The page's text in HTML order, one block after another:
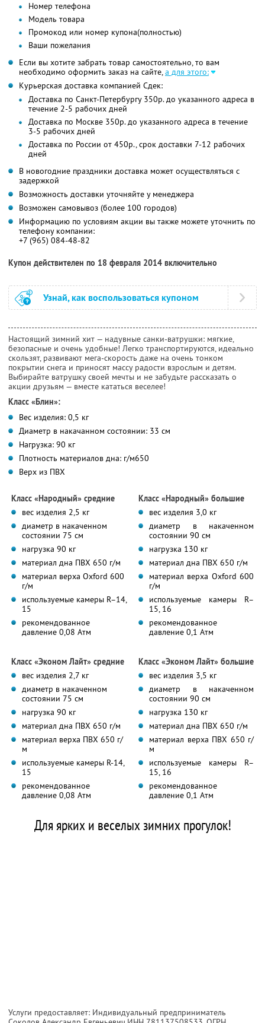
Номер телефона
Модель товара
Промокод или номер купона(полностью)
Ваши пожелания
Если вы хотите забрать товар самостоятельно, то вам
необходимо оформить заказ на сайте,а для этого:
Курьерская доставка компанией Сдек:
Доставка по Санкт-Петербургу 350р. до указанного адреса в
течение 2-5 рабочих дней
Доставка по Москве 350р. до указанного адреса в течение
3-5 рабочих дней
Доставка по России от 450р., срок доставки 7-12 рабочих
дней
В новогодние праздники доставка может осуществляться с
задержкой
Возможность доставки уточняйте у менеджера
Возможен самовывоз (более 100 городов)
Информацию по условиям акции вы также можете уточнить по
телефону компании:
+7 (965) 084-48-82
Купон действителен по 18 февраля 2014 включительно
Узнай, как воспользоваться купоном
Настоящий зимний хит — надувные санки-ватрушки: мягкие,
безопасные и очень удобные! Легко транспортируются, идеально
скользят, развивают мега-скорость даже на очень тонком
покрытии снега и приносят массу радости взрослым и детям.
Выбирайте ватрушку своей мечты и не забудьте рассказать о
акции друзьям — вместе кататься веселее!
Класс «Блин»:
Вес изделия: 0,5 кг
Диаметр в накачанном состоянии: 33 см
Нагрузка: 90 кг
Плотность материалов дна: г/м650
Верх из ПВХ
Класс «Народный» средние
вес изделия 2,5 кг
диаметр в накаченном
состоянии 75 см
нагрузка 90 кг
материал дна ПВХ 650 г/м
материал верха Oxford 600
г/м
используемые камеры R–14,
15
рекомендованное
давление 0,08 Атм
Класс «Народный» большие
вес изделия 3,0 кг
диаметр в накаченном
состоянии 90 см
нагрузка 130 кг
материал дна ПВХ 650 г/м
материал верха Oxford 600
г/м
используемые камеры R–
15, 16
рекомендованное
давление 0,1 Атм
Класс «Эконом Лайт» средние
вес изделия 2,7 кг
диаметр в накаченном
состоянии 75 см
нагрузка 90 кг
материал дна ПВХ 650 г/м
материал верха ПВХ 650 г/
м
используемые камеры R-14,
15
рекомендованное
давление 0,08 Атм
Класс «Эконом Лайт» большие
вес изделия 3,5 кг
диаметр в накаченном
состоянии 90 см
нагрузка 130 кг
материал дна ПВХ 650 г/м
материал верха ПВХ 650 г/
м
используемые камеры R–
15, 16
рекомендованное
давление 0,1 Атм
Для ярких и веселых зимних прогулок!
Услуги предоставляет: Индивидуальный предприниматель